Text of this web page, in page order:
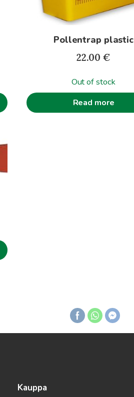
Pollentrap plastic
22.00 €
Out of stock
Read more
Kauppa